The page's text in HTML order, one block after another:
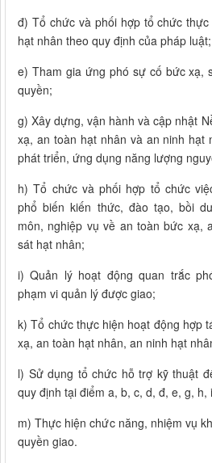
đ) Tổ chức và phối hợp tổ chức
hạt nhân theo quy định của pháp luật;
e) Tham gia ứng phó sự cố bức xạ,
quyền;
g) Xây dựng, vận hành và cập nhật
xạ, an toàn hạt nhân và an ninh hạt
phát triển, ứng dụng năng lượng
h) Tổ chức và phối hợp tổ chức
phổ biến kiến thức, đào tạo, bồi
môn, nghiệp vụ về an toàn bức xạ,
sát hạt nhân;
i) Quản lý hoạt động quan trắc
phạm vi quản lý được giao;
k) Tổ chức thực hiện hoạt động hợp
xạ, an toàn hạt nhân, an ninh hạt
l) Sử dụng tổ chức hỗ trợ kỹ thuật
quy định tại điểm a, b, c, d, đ, e, g, h,
m) Thực hiện chức năng, nhiệm vụ
quyền giao.